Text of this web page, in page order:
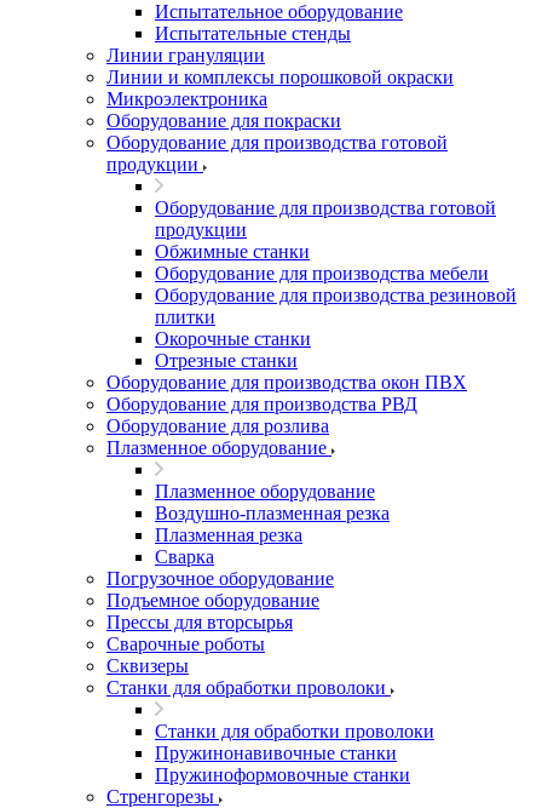
Испытательное оборудование
Испытательные стенды
Линии грануляции
Линии и комплексы порошковой окраски
Микроэлектроника
Оборудование для покраски
Оборудование для производства готовой
продукции
Оборудование для производства готовой
продукции
Обжимные станки
Оборудование для производства мебели
Оборудование для производства резиновой
плитки
Окорочные станки
Отрезные станки
Оборудование для производства окон ПВХ
Оборудование для производства РВД
Оборудование для розлива
Плазменное оборудование
Плазменное оборудование
Воздушно-плазменная резка
Плазменная резка
Сварка
Погрузочное оборудование
Подъемное оборудование
Прессы для вторсырья
Сварочные роботы
Сквизеры
Станки для обработки проволоки
Станки для обработки проволоки
Пружинонавивочные станки
Пружиноформовочные станки
Стренгорезы